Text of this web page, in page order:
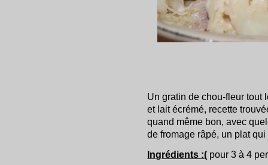
Un gratin de chou-fleur tout
et lait écrémé, recette
quand même bon, avec
de fromage râpé, un plat
Ingrédients :( pour 3 à 4